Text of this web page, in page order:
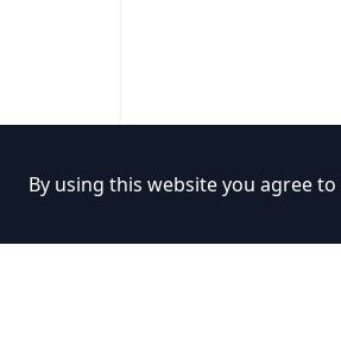
By using this website you agree